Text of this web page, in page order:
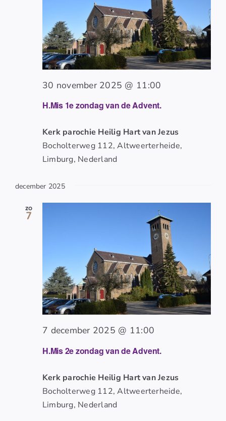
H.Mis 1e zondag van de Advent.
30 november 2025 @ 11:00
Kerk parochie Heilig Hart van Jezus
Bocholterweg 112, Altweerterheide,
Limburg, Nederland
december 2025
zo
7
H.Mis 2e zondag van de Advent.
7 december 2025 @ 11:00
Kerk parochie Heilig Hart van Jezus
Bocholterweg 112, Altweerterheide,
Limburg, Nederland